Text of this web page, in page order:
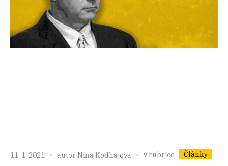
11. 1. 2021 autor Nina Kodhajova v rubrice Články